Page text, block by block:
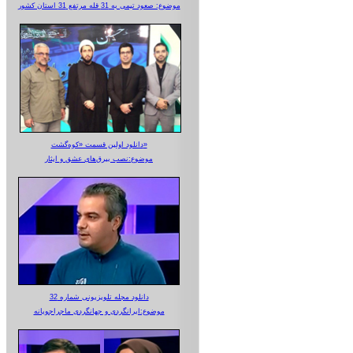
موضوع: صعود تیمی به 31 قله مرتفع 31 استان کشور
دانلود اولین قسمت «کوه‌گشت»
موضوع:نصب بیرق‌های عشق و ایثار
دانلود مجله تلویزیونی شماره 32
موضوع:ایرانگردی و جهانگردی ماجراجویانه